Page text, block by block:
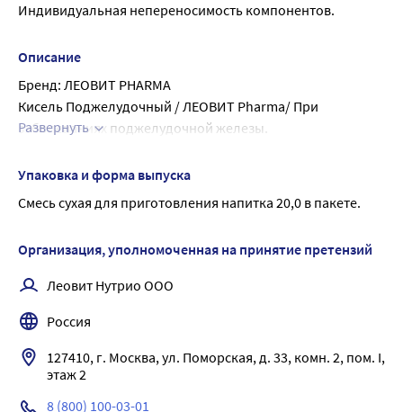
Индивидуальная непереносимость компонентов.
Описание
Бренд: ЛЕОВИТ PHARMA
Кисель Поджелудочный / ЛЕОВИТ Pharma/ При
заболеваниях поджелудочной железы.
пищевой продукт диетического профилактического
Кисель ЛЕОВИТ применяется в качестве диетотерапии в
поджелудочной железы в стадии обострения. Напиток
оказывает благоприятное воздействие на функцию
воспалительных процессов поджелудочной железы,
снижает риск обострения хронического панкреатита и
эффективен для коррекции питания при хроническом
Употребление напитка снижает отек поджелудочной
Развернуть
Упаковка и форма выпуска
Смесь сухая для приготовления напитка 20,0 в пакете.
Организация, уполномоченная на принятие претензий
Леовит Нутрио ООО
Россия
127410, г. Москва, ул. Поморская, д. 33, комн. 2, пом. I,
этаж 2
8 (800) 100-03-01